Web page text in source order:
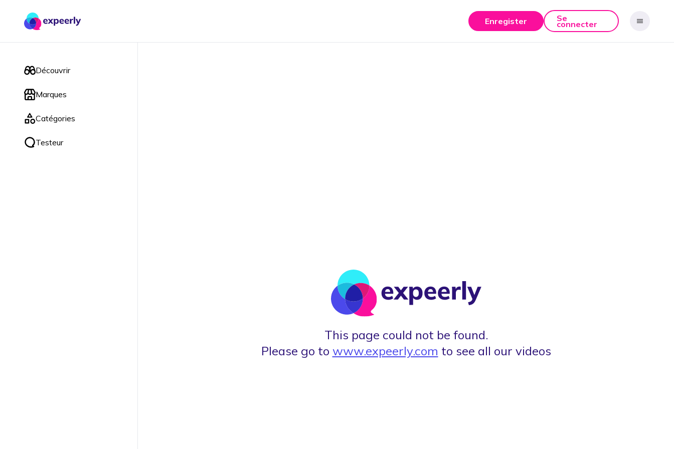
Enregister Se
connecter
Découvrir
Marques
Catégories
Testeur
This page could not be found.
Please go to www.expeerly.com to see all our videos